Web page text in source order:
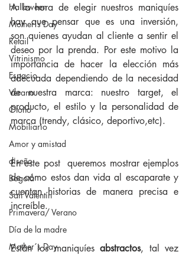
Halloween
Mother´s Day
Retail
Vitrinismo
Espacio
Verano
Otoño
Mobiliario
Amor y amistad
diseño
Bogotá
San Valentín
Primavera/ Verano
Día de la madre
Mother´s Day
A la hora de elegir nuestros maniquíes
hay que pensar que es una inversión,
son quienes ayudan al cliente a sentir el
deseo por la prenda. Por este motivo la
importancia de hacer la elección más
adecuada dependiendo de la necesidad
de nuestra marca: nuestro target, el
producto, el estilo y la personalidad de
marca (trendy, clásico, deportivo,etc).
En este post  queremos mostrar ejemplos
de cómo estos dan vida al escaparate y
cuentan historias de manera precisa e
increíble.
Están los maniquíes abstractos, tal vez